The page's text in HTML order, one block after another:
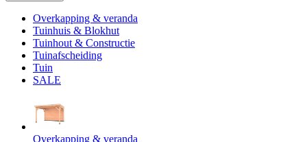
Overkapping & veranda
Tuinhuis & Blokhut
Tuinhout & Constructie
Tuinafscheiding
Tuin
SALE
Overkapping & veranda